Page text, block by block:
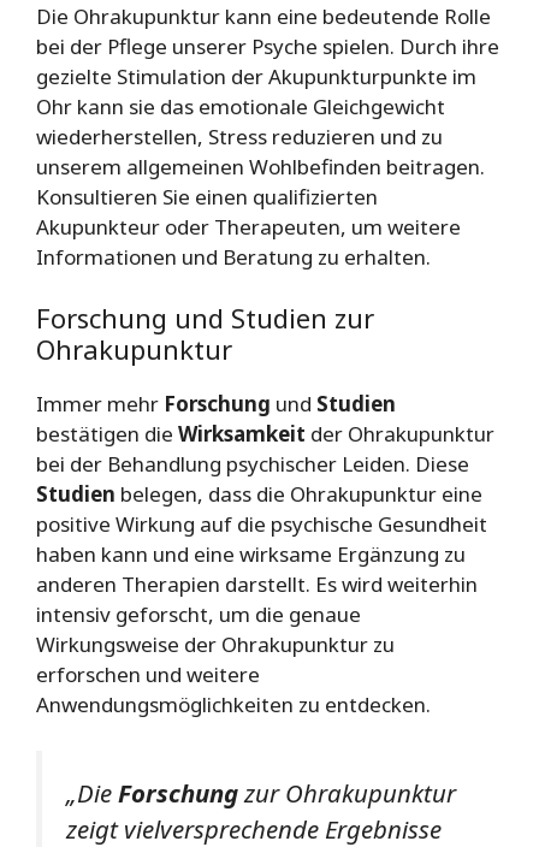
Die Ohrakupunktur kann eine bedeutende Rolle
bei der Pflege unserer Psyche spielen. Durch ihre
gezielte Stimulation der Akupunkturpunkte im
Ohr kann sie das emotionale Gleichgewicht
wiederherstellen, Stress reduzieren und zu
unserem allgemeinen Wohlbefinden beitragen.
Konsultieren Sie einen qualifizierten
Akupunkteur oder Therapeuten, um weitere
Informationen und Beratung zu erhalten.
Forschung und Studien zur
Ohrakupunktur
Immer mehr Forschung und Studien
bestätigen die Wirksamkeit der Ohrakupunktur
bei der Behandlung psychischer Leiden. Diese
Studien belegen, dass die Ohrakupunktur eine
positive Wirkung auf die psychische Gesundheit
haben kann und eine wirksame Ergänzung zu
anderen Therapien darstellt. Es wird weiterhin
intensiv geforscht, um die genaue
Wirkungsweise der Ohrakupunktur zu
erforschen und weitere
Anwendungsmöglichkeiten zu entdecken.
„DieForschungzur Ohrakupunktur
zeigt vielversprechende Ergebnisse